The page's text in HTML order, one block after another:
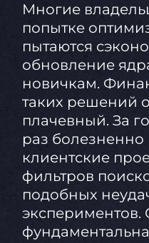
Многие
попытке
пытаются
обновление
новичкам.
таких решений
плачевный. За
раз болезненно
клиентские
фильтров
подобных
экспериментов.